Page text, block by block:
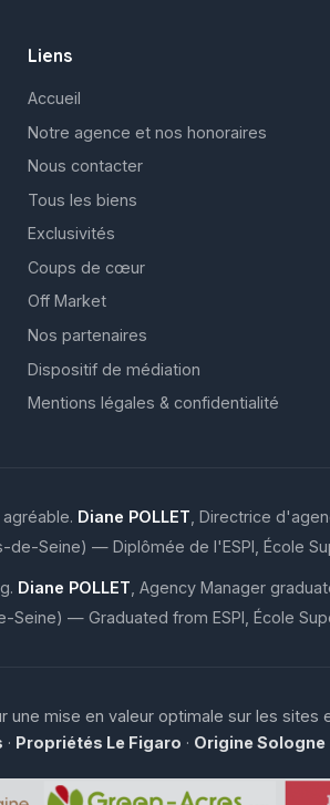
Liens
Accueil
Notre agence et nos honoraires
Nous contacter
Tous les biens
Exclusivités
Coups de cœur
Off Market
Nos partenaires
Dispositif de médiation
Mentions légales & confidentialité
Diane POLLET , Directrice
Seine) — Diplômée de l'ESPI, École
Diane POLLET , Agency Manager
— Graduated from ESPI, École
une mise en valeur optimale sur les sites
· Propriétés Le Figaro · Origine Sologne